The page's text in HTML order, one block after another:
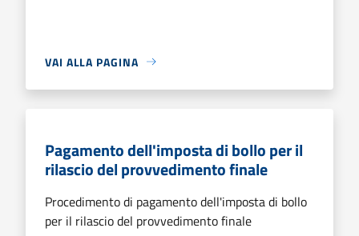
VAI ALLA PAGINA
Pagamento dell'imposta di bollo per il
rilascio del provvedimento finale
Procedimento di pagamento dell'imposta di bollo
per il rilascio del provvedimento finale